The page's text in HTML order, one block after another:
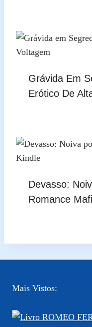
Grávida Em
Erótico De
Devasso:
Romance
Mais Vistos: